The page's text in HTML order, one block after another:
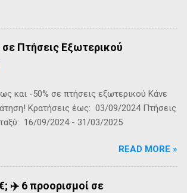
Πτήσεις Εξωτερικού
και -50% σε πτήσεις εξωτερικού Kάνε
Κρατήσεις έως: 03/09/2024 Πτήσεις
16/09/2024 - 31/03/2025
READ MORE »
✈️ 6 προορισμοί σε